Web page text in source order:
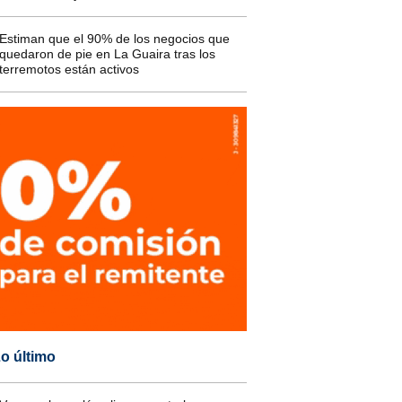
que el 90% de los negocios que
de pie en La Guaira tras los
están activos
último